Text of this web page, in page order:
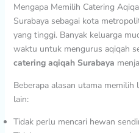
Mengapa Memilih Catering
Surabaya sebagai kota
yang tinggi. Banyak keluarga
waktu untuk mengurus aqiqah
catering aqiqah Surabaya
Beberapa alasan utama memilih
lain:
Tidak perlu mencari hewan